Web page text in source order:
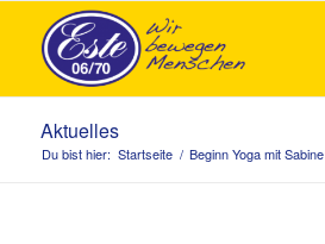
Aktuelles
Du bist hier: Startseite / Beginn Yoga mit Sabine